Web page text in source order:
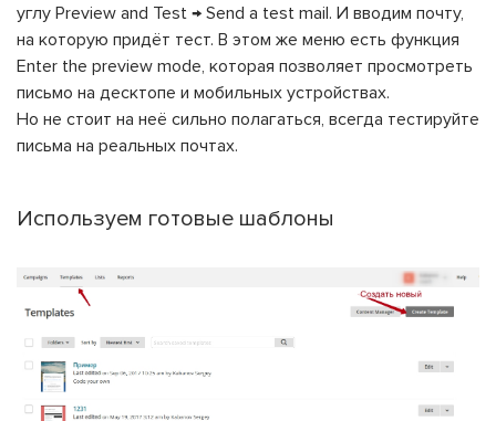
углу Preview and Test → Send a test mail. И вводим почту,
на которую придёт тест. В этом же меню есть функция
Enter the preview mode, которая позволяет просмотреть
письмо на десктопе и мобильных устройствах.
Но не стоит на неё сильно полагаться, всегда тестируйте
письма на реальных почтах.
Используем готовые шаблоны